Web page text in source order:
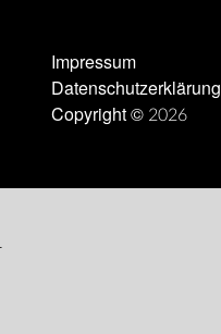
Impressum
Datenschutzerklärung
Copyright © 2026